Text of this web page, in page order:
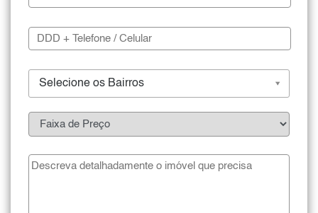
Selecione os Bairros